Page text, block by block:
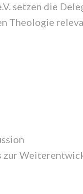
setzen die
Theologie
zur